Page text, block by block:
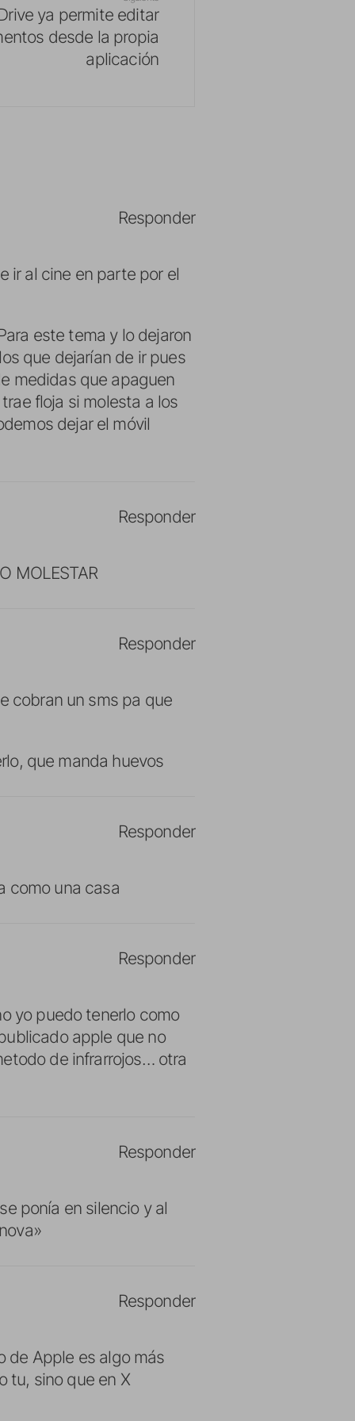
ya permite editar
desde la propia
aplicación
ir al cine en parte por el
este tema y lo dejaron
que dejarían de ir pues
medidas que apaguen
floja si molesta a los
dejar el móvil
Responder
MOLESTAR
Responder
cobran un sms pa que
que manda huevos
Responder
como una casa
Responder
yo puedo tenerlo como
apple que no
de infrarrojos… otra
Responder
ponía en silencio y al
Responder
de Apple es algo más
tu, sino que en X
Responder